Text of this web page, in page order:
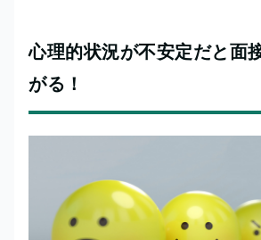
心理的状況が不安定だと面
がる！